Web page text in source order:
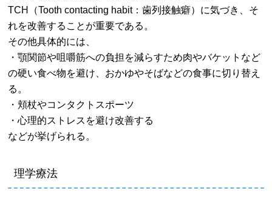
TCH（Tooth contacting habit：歯列接触癖）に気づき、そ
れを改善することが重要である。
その他具体的には、
・顎関節や咀嚼筋への負担を減らすため肉やバケットなど
の硬い食べ物を避け、おかゆやそばなどの食事に切り替え
る。
・頬杖やコンタクトスポーツ
・心理的ストレスを避け改善する
などが挙げられる。
理学療法